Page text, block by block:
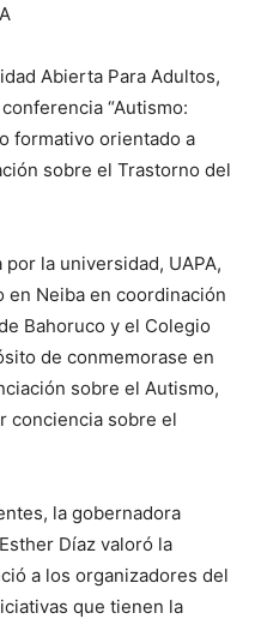
Abierta Para Adultos,
“Autismo:
formativo orientado a
sobre el Trastorno del
la universidad, UAPA,
en Neiba en coordinación
Bahoruco y el Colegio
de conmemorase en
sobre el Autismo,
conciencia sobre el
la gobernadora
Díaz valoró la
a los organizadores del
que tienen la